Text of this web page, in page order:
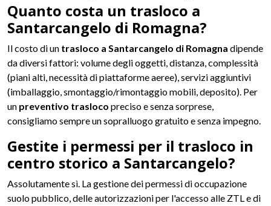
Quanto costa un trasloco a
Santarcangelo di Romagna?
Il costo di un trasloco a Santarcangelo di Romagna dipende
da diversi fattori: volume degli oggetti, distanza, complessità
(piani alti, necessità di piattaforme aeree), servizi aggiuntivi
(imballaggio, smontaggio/rimontaggio mobili, deposito). Per
un preventivo trasloco preciso e senza sorprese,
consigliamo sempre un sopralluogo gratuito e senza impegno.
Gestite i permessi per il trasloco in
centro storico a Santarcangelo?
Assolutamente sì. La gestione dei permessi di occupazione
suolo pubblico, delle autorizzazioni per l'accesso alle ZTL e di